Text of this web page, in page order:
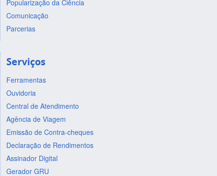
Popularização da Ciência
Comunicação
Parcerias
Serviços
Ferramentas
Ouvidoria
Central de Atendimento
Agência de Viagem
Emissão de Contra-cheques
Declaração de Rendimentos
Assinador Digital
Gerador GRU